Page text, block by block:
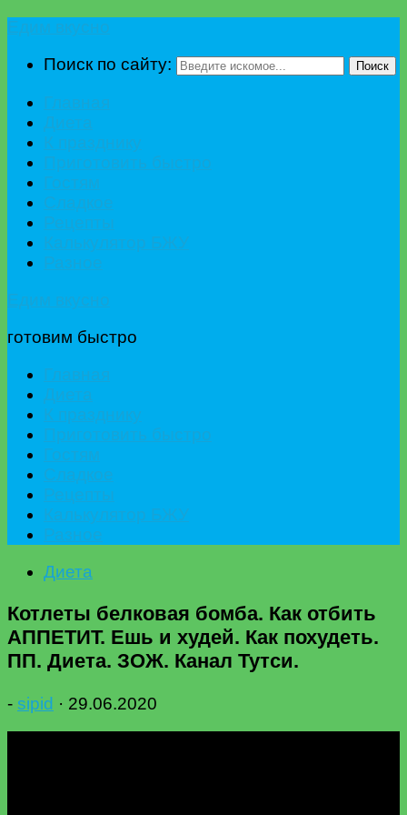
Поиск по сайту:
Поиск
готовим быстро
Диета
Котлеты белковая бомба. Как отбить
АППЕТИТ. Ешь и худей. Как похудеть.
ПП. Диета. ЗОЖ. Канал Тутси.
- sipid · 29.06.2020